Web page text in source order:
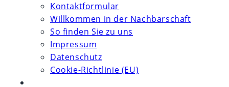
Kontaktformular
Willkommen in der Nachbarschaft
So finden Sie zu uns
Impressum
Datenschutz
Cookie-Richtlinie (EU)